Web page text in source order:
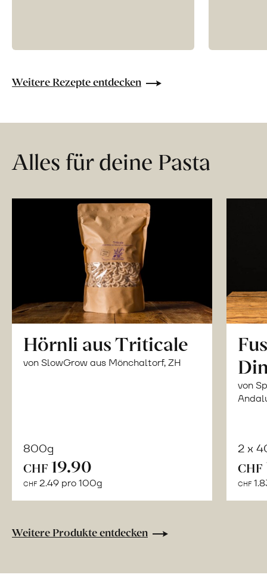
Weitere Rezepte entdecken
Alles für deine Pasta
Hörnli aus Triticale
von SlowGrow aus Mönchaltorf, ZH
800g
CHF 19.90
CHF 2.49 pro 100g
von
2 x
CHF
CHF
Weitere Produkte entdecken